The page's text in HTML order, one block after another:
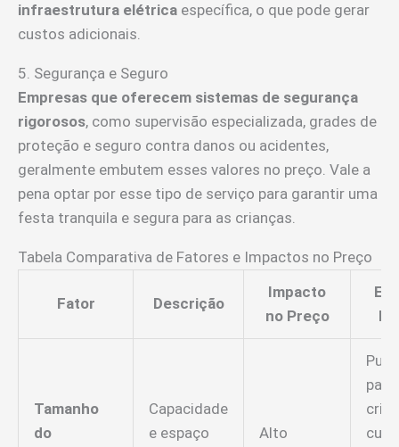
infraestrutura elétrica específica, o que pode gerar
custos adicionais.
5. Segurança e Seguro
Empresas que oferecem sistemas de segurança
rigorosos, como supervisão especializada, grades de
proteção e seguro contra danos ou acidentes,
geralmente embutem esses valores no preço. Vale a
pena optar por esse tipo de serviço para garantir uma
festa tranquila e segura para as crianças.
Tabela Comparativa de Fatores e Impactos no Preço
Fator Descrição
Impacto
no Preço
Tamanho
do
Capacidade
e espaço
Alto
Pula